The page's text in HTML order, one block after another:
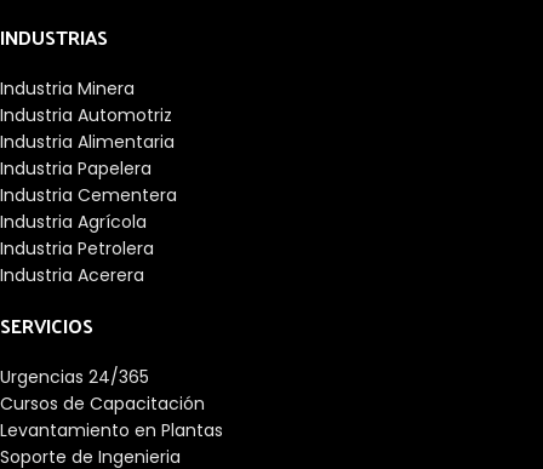
INDUSTRIAS
Industria Minera
Industria Automotriz
Industria Alimentaria
Industria Papelera
Industria Cementera
Industria Agrícola
Industria Petrolera
Industria Acerera
SERVICIOS
Urgencias 24/365
Cursos de Capacitación
Levantamiento en Plantas
Soporte de Ingenieria